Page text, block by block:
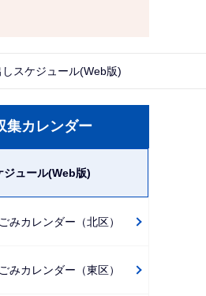
しスケジュール(Web版)
集カレンダー
ジュール(Web版)
みカレンダー（北区）
みカレンダー（東区）